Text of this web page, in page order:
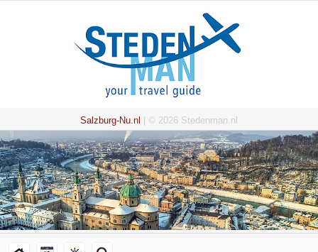
Salzburg-Nu.nl | © 2026 Stedenman.nl